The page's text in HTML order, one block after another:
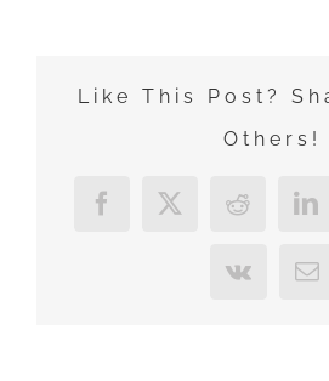
Like This Post?
Others!
Facebook
X Reddit
Vk
E-